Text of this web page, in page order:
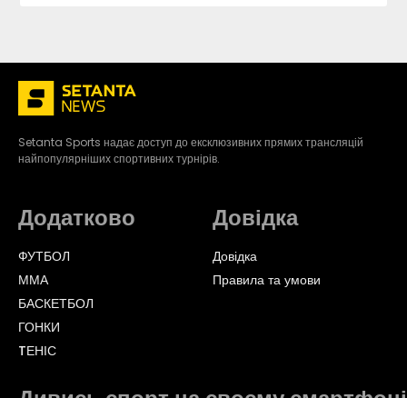
Setanta Sports надає доступ до ексклюзивних прямих трансляцій
найпопулярніших спортивних турнірів.
Додатково
ФУТБОЛ
ММА
БАСКЕТБОЛ
ГОНКИ
TЕНІС
Довідка
Довідка
Правила та умови